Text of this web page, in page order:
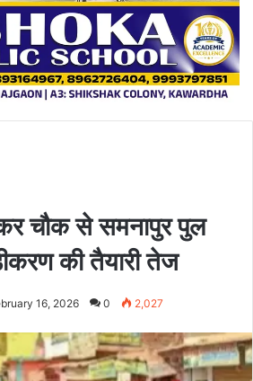
चौक से समनापुर पुल
की तैयारी तेज
16, 2026 0 2,027